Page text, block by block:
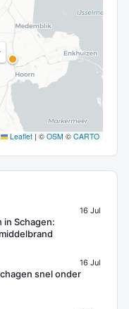
Leaflet | © OSM © CARTO
16 Jul
in Schagen:
16 Jul
snel onder